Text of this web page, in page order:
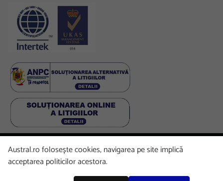
FacebookLinkedInInstagramYoutube
Austral.ro folosește cookies, navigarea pe site implică
acceptarea politicilor acestora.